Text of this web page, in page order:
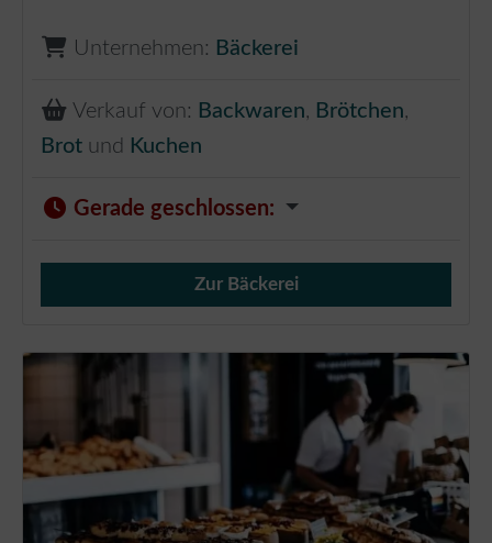
Unternehmen: Bäckerei
Verkauf von: Backwaren, Brötchen,
Brot und Kuchen
Gerade geschlossen:
Verkauf von Brötchen,
Zur Bäckerei